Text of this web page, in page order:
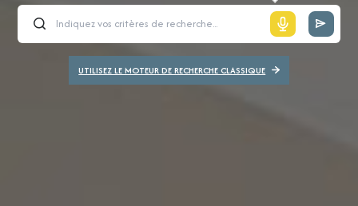
UTILISEZ LE MOTEUR DE RECHERCHE CLASSIQUE